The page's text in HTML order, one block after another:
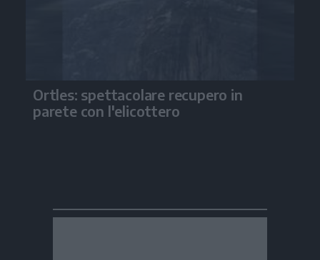
Ortles: spettacolare recupero in
parete con l'elicottero